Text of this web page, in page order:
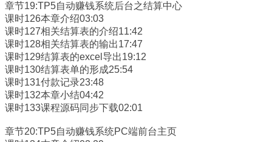
章节19:TP5自动赚钱系统后台之结算中心
课时126本章介绍03:03
课时127相关结算表的介绍11:42
课时128相关结算表的输出17:47
课时129结算表的excel导出19:12
课时130结算表单的形成25:54
课时131付款记录23:48
课时132本章小结04:42
课时133课程源码同步下载02:01
章节20:TP5自动赚钱系统PC端前台主页